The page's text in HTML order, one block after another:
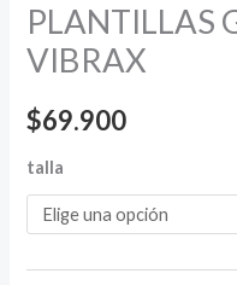
PLANTILLAS
VIBRAX
$69.900
talla